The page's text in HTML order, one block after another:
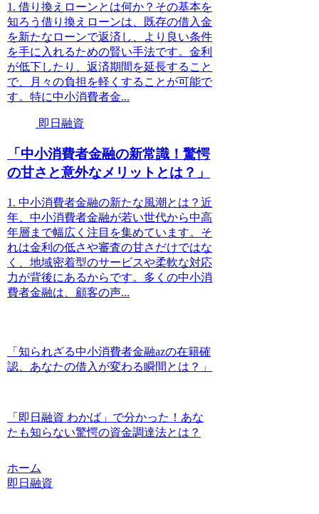
1. 借り換えローンとは何か？その基本を
知ろう借り換えローンは、既存の借入金
を新たなローンで返済し、より良い条件
を手に入れるための賢い手法です。金利
が低下したり、返済期間を延長すること
で、月々の負担を軽くすることが可能で
す。特に中小消費者金...
即日融資
「中小消費者金融の新常識！驚愕
の甘さと意外なメリットとは？」
1. 中小消費者金融の新たな風潮とは？近
年、中小消費者金融が若い世代から中高
年層まで幅広く注目を集めています。そ
れは金利の低さや審査の甘さだけではな
く、地域密着型のサービスや柔軟な対応
力が背後にあるからです。多くの中小消
費者金融は、顧客の声...
「知られざる中小消費者金融azの在籍確
認、あなたの借入が変わる瞬間とは？」
「即日融資 わかば」で分かった！あな
たも知らない驚愕の資金調達法とは？
ホーム
即日融資